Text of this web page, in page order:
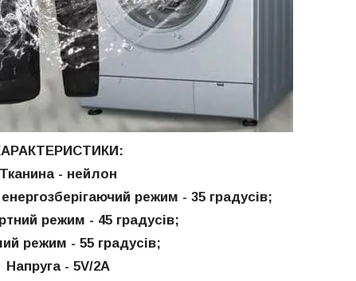
Тканина - нейлон
режим - 35 градусів;
режим - 45 градусів;
режим - 55 градусів;
Напруга - 5V/2A